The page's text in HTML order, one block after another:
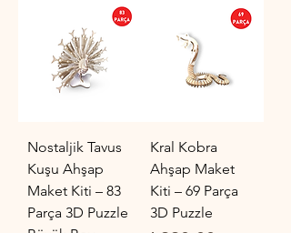
Nostaljik Tavus
Kuşu Ahşap
Maket Kiti – 83
Parça 3D Puzzle
Kral Kobra
Ahşap Maket
Kiti – 69 Parça
3D Puzzle